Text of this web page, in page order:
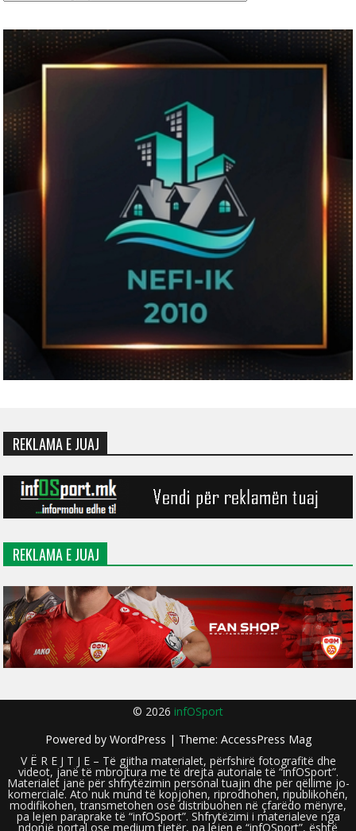
REKLAMA E JUAJ
REKLAMA E JUAJ
© 2026 infOSport
Powered by WordPress | Theme: AccessPress Mag
V Ë R E J T J E – Të gjitha materialet, përfshirë fotografitë dhe
videot, janë të mbrojtura me të drejta autoriale të “infOSport”.
Materialet janë për shfrytëzimin personal tuajin dhe për qëllime jo-
komerciale. Ato nuk mund të kopjohen, riprodhohen, ripublikohen,
modifikohen, transmetohen ose distribuohen në çfarëdo mënyre,
pa lejen paraprake të “infOSport”. Shfrytëzimi i materialeve nga
ndonjë portal ose medium tjetër, pa lejen e “infOSport”, është